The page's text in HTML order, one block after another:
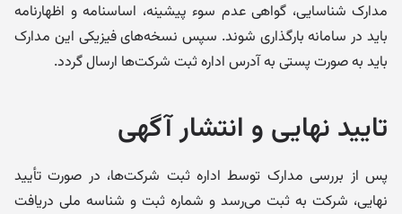
مدارک شناسایی، گواهی عدم سوء پیشینه، اساسنامه و اظهارنامه
باید در سامانه بارگذاری شوند. سپس نسخه‌های فیزیکی این مدارک
باید به صورت پستی به آدرس اداره ثبت شرکت‌ها ارسال گردد.
تایید نهایی و انتشار آگهی
پس از بررسی مدارک توسط اداره ثبت شرکت‌ها، در صورت تأیید
نهایی، شرکت به ثبت می‌رسد و شماره ثبت و شناسه ملی دریافت